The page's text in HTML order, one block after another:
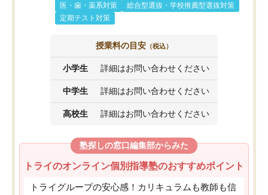
医・歯・薬系対策
総合型選抜・学校推薦型選抜対策
定期テスト対策
授業料の目安 （税込）
小学生 詳細はお問い合わせください
中学生 詳細はお問い合わせください
高校生 詳細はお問い合わせください
塾探しの窓口編集部からみた
トライのオンライン個別指導塾のおすすめポイント
トライグループの安心感！カリキュラムも教師も信